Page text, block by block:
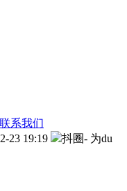
联系我们
23 19:19
抖圈- 为du